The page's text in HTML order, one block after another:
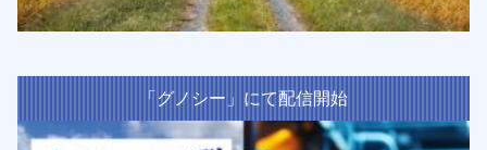
「グノシー」にて配信開始